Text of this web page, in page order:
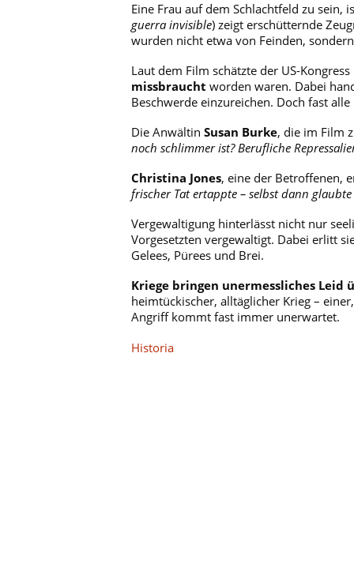
Eine Frau auf dem Schlachtfeld zu
guerra invisible) zeigt erschütternde
wurden nicht etwa von Feinden,
Laut dem Film schätzte der US-
missbraucht worden waren. Dabei
Beschwerde einzureichen. Doch fast
Die Anwältin Susan Burke, die im Film
noch schlimmer ist? Berufliche
Christina Jones, eine der Betroffenen,
frischer Tat ertappte – selbst dann
Vergewaltigung hinterlässt nicht nur
Vorgesetzten vergewaltigt. Dabei erlitt
Gelees, Pürees und Brei.
Kriege bringen unermessliches Leid
heimtückischer, alltäglicher Krieg –
Angriff kommt fast immer unerwartet.
Categorías
Historia